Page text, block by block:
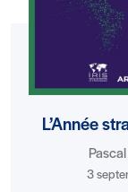
L’Année
3